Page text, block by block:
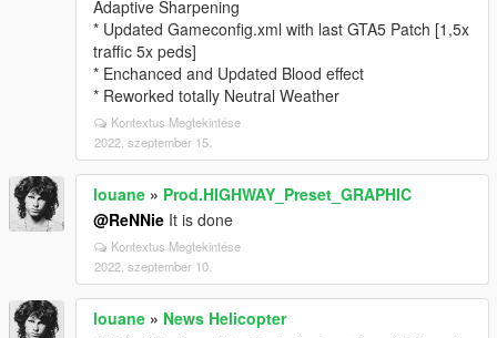
Adaptive Sharpening
* Updated Gameconfig.xml with last GTA5 Patch [1,5x
traffic 5x peds]
* Enchanced and Updated Blood effect
* Reworked totally Neutral Weather
Kontextus Megtekintése
2022. szeptember 15.
louane » Prod.HIGHWAY_Preset_GRAPHIC
@ReNNie It is done
Kontextus Megtekintése
2022. szeptember 10.
louane » News Helicopter